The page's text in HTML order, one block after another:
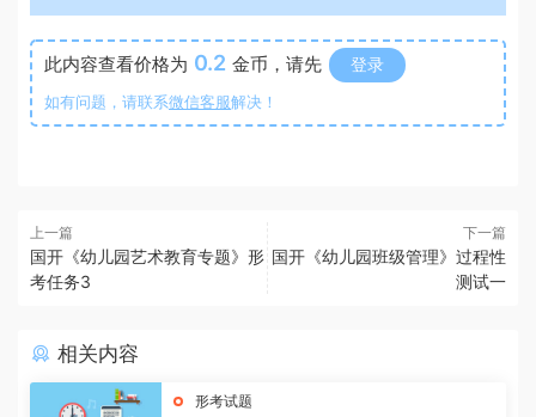
此内容查看价格为 0.2 金币，请先 登录
如有问题，请联系微信客服解决！
上一篇
国开《幼儿园艺术教育专题》形
考任务3
下一篇
国开《幼儿园班级管理》过程性
测试一
相关内容
形考试题